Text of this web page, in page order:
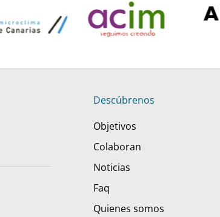
Descúbrenos
Objetivos
Colaboran
Noticias
Faq
Quienes somos